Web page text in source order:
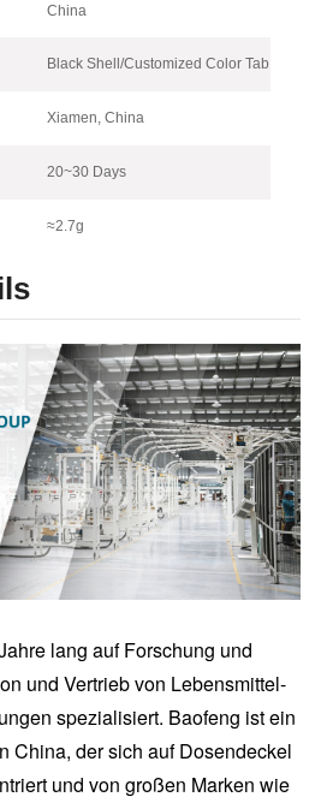
China
Black Shell/Customized Color Tab
Xiamen, China
20~30 Days
≈2.7g
lang auf Forschung und
und Vertrieb von Lebensmittel-
spezialisiert. Baofeng ist ein
China, der sich auf Dosendeckel
und von großen Marken wie